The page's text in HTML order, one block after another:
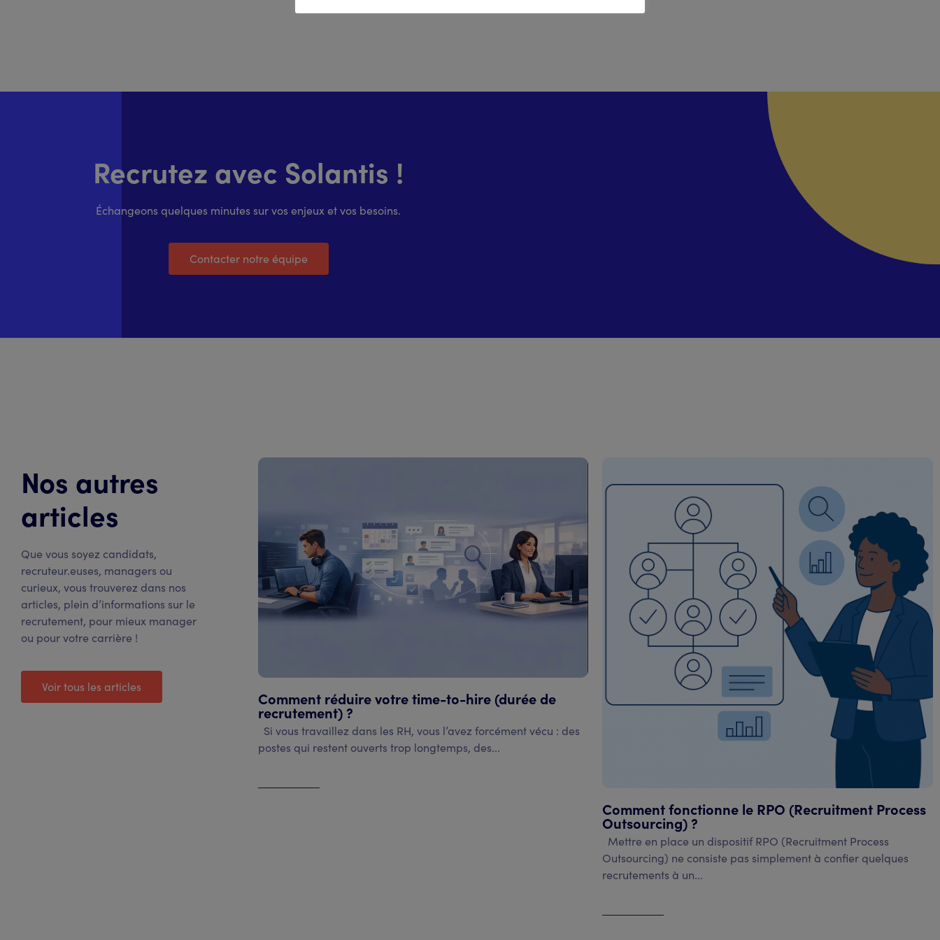
Recrutez avec Solantis !
Échangeons quelques minutes sur vos enjeux et vos besoins.
Contacter notre équipe
Nos autres
articles
Que vous soyez candidats,
recruteur.euses, managers ou
curieux, vous trouverez dans nos
articles, plein d’informations sur le
recrutement, pour mieux manager
ou pour votre carrière !
Voir tous les articles
Comment réduire votre time-to-hire (durée de
recrutement) ?
Si vous travaillez dans les RH, vous l’avez forcément vécu : des
postes qui restent ouverts trop longtemps, des...
Comment fonctionne le RPO (Recruitment Process
Outsourcing) ?
Mettre en place un dispositif RPO (Recruitment Process
Outsourcing) ne consiste pas simplement à confier quelques
recrutements à un...